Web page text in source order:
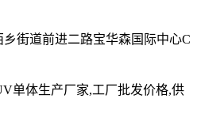
街道前进二路宝华森国际中心C
单体生产厂家,工厂批发价格,供